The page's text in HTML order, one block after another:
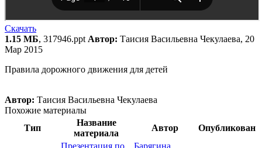
Скачать
1.15 МБ, 317946.ppt Автор: Таисия Васильевна Чекулаева, 20
Мар 2015
Правила дорожного движения для детей
Автор: Таисия Васильевна Чекулаева
Похожие материалы
Тип
Название
материала
Автор
Опубликован